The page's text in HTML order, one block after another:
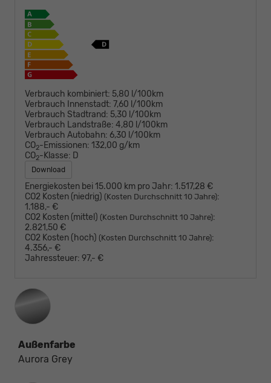
Verbrauch kombiniert: 5,80 l/100km
Verbrauch Innenstadt: 7,60 l/100km
Verbrauch Stadtrand: 5,30 l/100km
Verbrauch Landstraße: 4,80 l/100km
Verbrauch Autobahn: 6,30 l/100km
CO2-Emissionen: 132,00 g/km
CO2-Klasse: D
Download
Energiekosten bei 15.000 km pro Jahr: 1.517,28 €
CO2 Kosten (niedrig) (Kosten Durchschnitt 10 Jahre):
1.188,- €
CO2 Kosten (mittel) (Kosten Durchschnitt 10 Jahre):
2.821,50 €
CO2 Kosten (hoch) (Kosten Durchschnitt 10 Jahre):
4.356,- €
Jahressteuer: 97,- €
Außenfarbe
Aurora Grey